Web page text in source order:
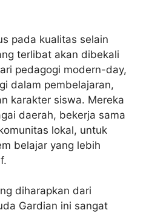
pada kualitas selain
terlibat akan dibekali
pedagogi modern-day,
dalam pembelajaran,
karakter siswa. Mereka
daerah, bekerja sama
lokal, untuk
belajar yang lebih
diharapkan dari
Gardian ini sangat